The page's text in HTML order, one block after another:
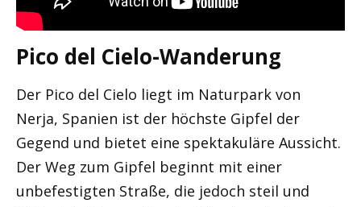
Pico del Cielo-Wanderung
Der Pico del Cielo liegt im Naturpark von
Nerja, Spanien ist der höchste Gipfel der
Gegend und bietet eine spektakuläre Aussicht.
Der Weg zum Gipfel beginnt mit einer
unbefestigten Straße, die jedoch steil und